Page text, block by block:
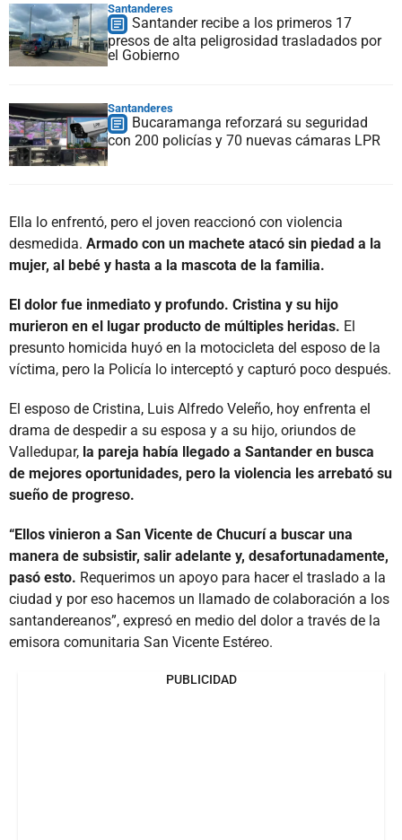
Santanderes
Santander recibe a los primeros 17
presos de alta peligrosidad trasladados por
el Gobierno
Santanderes
Bucaramanga reforzará su seguridad
con 200 policías y 70 nuevas cámaras LPR
Ella lo enfrentó, pero el joven reaccionó con violencia
desmedida. Armado con un machete atacó sin piedad a la
mujer, al bebé y hasta a la mascota de la familia.
El dolor fue inmediato y profundo. Cristina y su hijo
murieron en el lugar producto de múltiples heridas. El
presunto homicida huyó en la motocicleta del esposo de la
víctima, pero la Policía lo interceptó y capturó poco después.
El esposo de Cristina, Luis Alfredo Veleño, hoy enfrenta el
drama de despedir a su esposa y a su hijo, oriundos de
Valledupar, la pareja había llegado a Santander en busca
de mejores oportunidades, pero la violencia les arrebató su
sueño de progreso.
“Ellos vinieron a San Vicente de Chucurí a buscar una
manera de subsistir, salir adelante y, desafortunadamente,
pasó esto. Requerimos un apoyo para hacer el traslado a la
ciudad y por eso hacemos un llamado de colaboración a los
santandereanos”, expresó en medio del dolor a través de la
emisora comunitaria San Vicente Estéreo.
PUBLICIDAD